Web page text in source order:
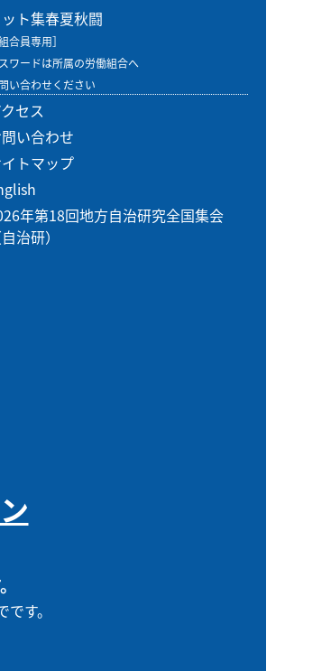
ト集春夏秋闘
組合員専用］
ワードは所属の労働組合へ
い合わせください
セス
い合わせ
トマップ
年第18回地方自治研究全国集会
自治研）
す。